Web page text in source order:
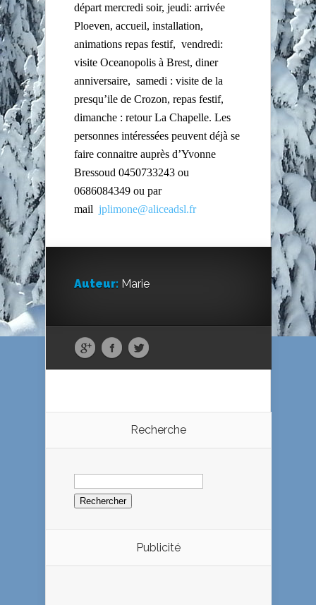
départ mercredi soir, jeudi: arrivée
Ploeven, accueil, installation,
animations repas festif, vendredi:
visite Oceanopolis à Brest, diner
anniversaire, samedi : visite de la
presqu’ile de Crozon, repas festif,
dimanche : retour La Chapelle. Les
personnes intéressées peuvent déjà se
faire connaitre auprès d’Yvonne
Bressoud 0450733243 ou
0686084349 ou par
mail jplimone@aliceadsl.fr
Auteur: Marie
Recherche
Rechercher :
Publicité